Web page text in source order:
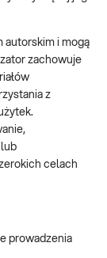
autorskim i mogą
zachowuje
z
celach
prowadzenia